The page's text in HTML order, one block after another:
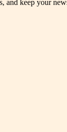
and keep your